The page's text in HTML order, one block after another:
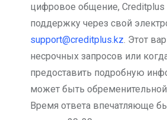
цифровое общение, Creditplus
поддержку через свой
support@creditplus.kz. Этот
несрочных запросов или
предоставить подробную
может быть
Время ответа впечатляюще